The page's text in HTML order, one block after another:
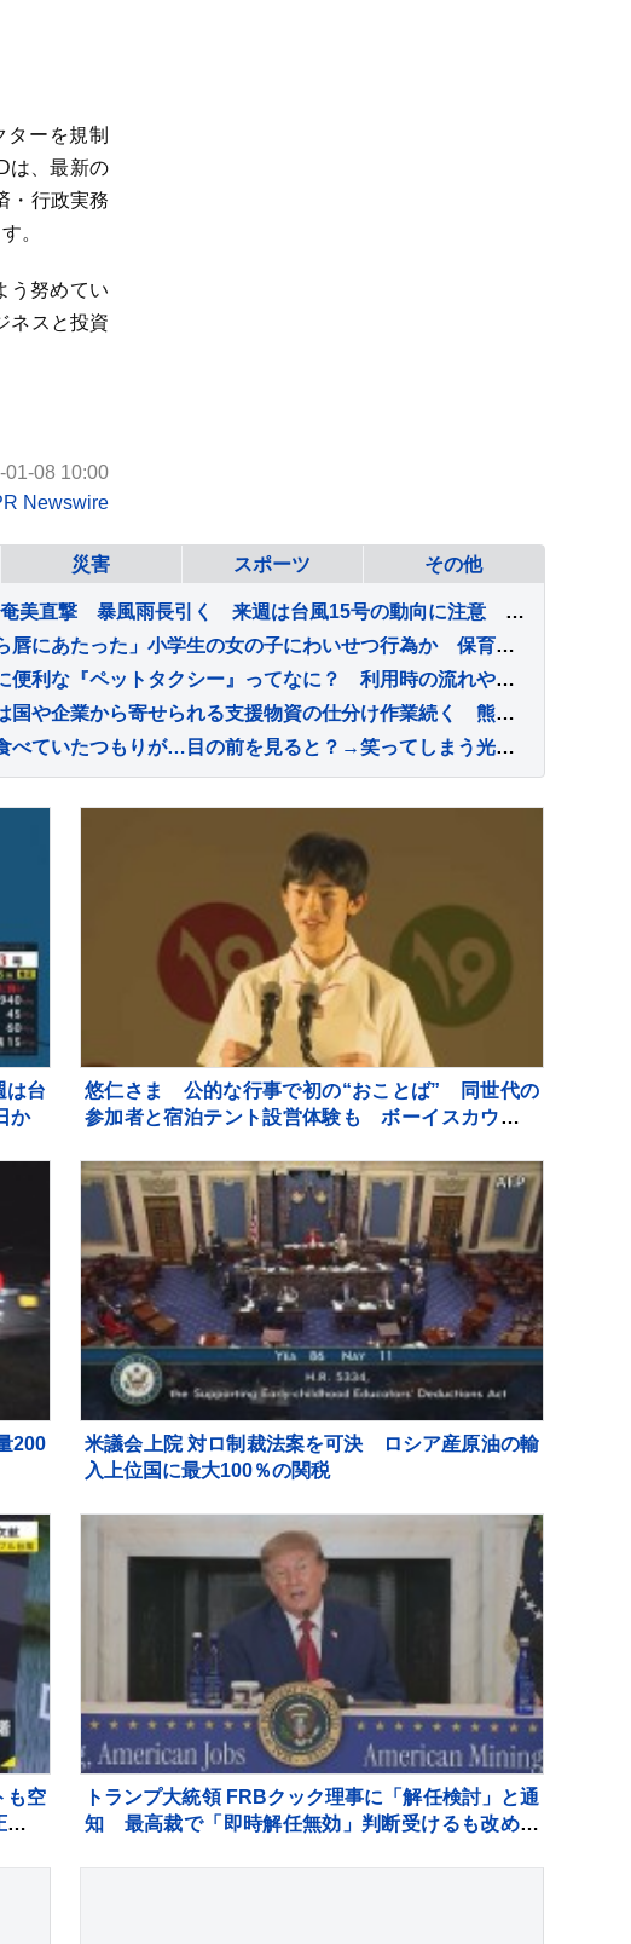
ーを規制
は、最新の
・行政実務
。
う努めてい
ネスと投資
01-08 10:00
Newswire
災害 スポーツ その他
台風13号 沖縄・奄美直撃 暴風雨長引く 来週は台風15号の動向に注意 熊本は3週間連続の猛暑日か
「顔を近づけたら唇にあたった」小学生の女の子にわいせつ行為か 保育園運営会社代表の男を逮捕 千葉・市川市
猫を連れた移動に便利な『ペットタクシー』ってなに？ 利用時の流れや活用したいシーンをご紹介
被災地・熊本では国や企業から寄せられる支援物資の仕分け作業続く 熊本地震2回目の週末
旦那とごはんを食べていたつもりが…目の前を見ると？→笑ってしまう光景に「旦那さんの本当の姿だね」「ビールを飲むと変わる体質ｗ」と話題
台
か
悠仁さま 公的な行事で初の“おことば” 同世代の
参加者と宿泊テント設営体験も ボーイスカウトの
200
米議会上院 対ロ制裁法案を可決 ロシア産原油の輸
入上位国に最大100％の関税
も空
定
トランプ大統領 FRBクック理事に「解任検討」と通
知 最高裁で「即時解任無効」判断受けるも改めて